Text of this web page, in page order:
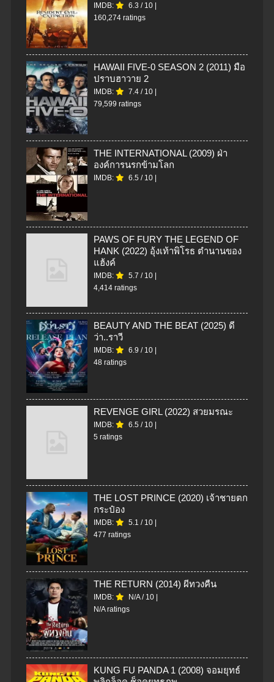
IMDB: 6.3 / 10 |
160,274 ratings
HAWAII FIVE-0 SEASON 2 (2011) มือ
ปราบฮาวาย 2
IMDB: 7.4 / 10 |
79,599 ratings
THE INTERNATIONAL (2009) ฝ่า
องค์การนรกข้ามโลก
IMDB: 6.5 / 10 |
PAWS OF FURY THE LEGEND OF
HANK (2022) อุ้งเท้าพิโรธ ตำนานของ
แฮ้งค์
IMDB: 5.7 / 10 |
4,414 ratings
BEAUTY AND THE BEAT (2025) ดี
ว่า..ราวี
IMDB: 6.9 / 10 |
48 ratings
REVENGE GIRL (2022) สวยมรณะ
IMDB: 6.5 / 10 |
5 ratings
THE LOST PRINCE (2020) เจ้าชายตก
กระป๋อง
IMDB: 5.1 / 10 |
477 ratings
THE RETURN (2014) ผีทวงคืน
IMDB: N/A/ 10 |
N/A ratings
KUNG FU PANDA 1 (2008) จอมยุทธ์